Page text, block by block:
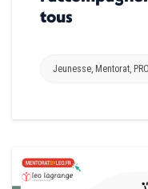
tous
Jeunesse, Mentorat,